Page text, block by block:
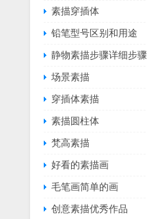
素描穿插体
铅笔型号区别和用途
静物素描步骤详细步骤
场景素描
穿插体素描
素描圆柱体
梵高素描
好看的素描画
毛笔画简单的画
创意素描优秀作品